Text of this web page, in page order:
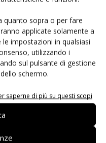
quanto sopra o per fare
applicate solamente a
impostazioni in qualsiasi
utilizzando i
sul pulsante di gestione
schermo.
saperne di più su questi scopi